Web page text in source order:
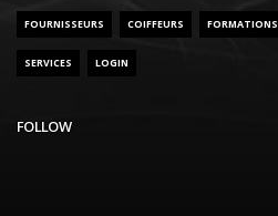
FOURNISSEURS COIFFEURS FORMATIONS
SERVICES LOGIN
FOLLOW